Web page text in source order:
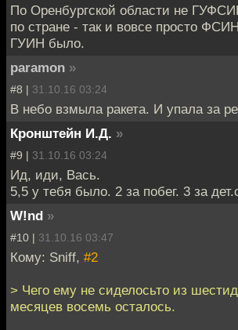
По Оренбургской области не
по стране - так и вовсе просто
ГУИН было.
paramon »
#8 | 31.10.16 03:24
В небо взмыла ракета. И упала за
Кронштейн И.Д. »
#9 | 31.10.16 03:24
Ид, иди, Вась.
5,5 у тебя было. 2 за побег. 3 за
W!nd »
#10 | 31.10.16 03:47
Кому: Sniff, #2
> Чего ему не сиделосьто из
месяцев восемь осталось.